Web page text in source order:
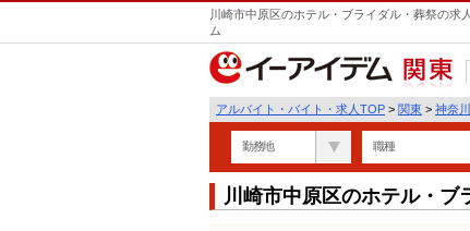
川崎市中原区のホテル・ブライダル・葬祭の
ム
関東
アルバイト・バイト・求人TOP > 関東 > 神奈
勤務地 職種
川崎市中原区のホテル・ブ